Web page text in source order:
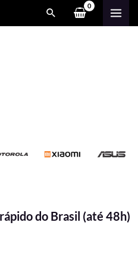
do Brasil (até 48h)